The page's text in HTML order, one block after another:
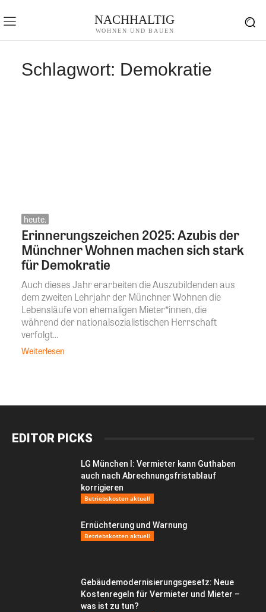
NACHHALTIG
WOHNEN UND BAUEN
Schlagwort: Demokratie
heute.
Erinnerungszeichen 2025: Azubis der
Münchner Wohnen machen sich stark
für Demokratie
Auch dieses Jahr erarbeiten die Auszubildenden aus
dem zweiten Lehrjahr der Münchner Wohnen die
Lebensläufe von ehemaligen Mieter*innen, die
während der nationalsozialistischen Herrschaft
verfolgt...
Weiterlesen
EDITOR PICKS
LG München I: Vermieter kann Guthaben
auch nach Abrechnungsfristablauf
korrigieren
Betriebskosten aktuell
Ernüchterung und Warnung
Betriebskosten aktuell
Gebäudemodernisierungsgesetz: Neue
Kostenregeln für Vermieter und Mieter –
was ist zu tun?